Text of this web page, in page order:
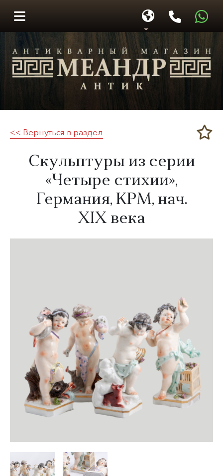
Меандр-Антик
<< Вернуться в раздел
Скульптуры из серии
«Четыре стихии»,
Германия, KPM, нач.
XIX века